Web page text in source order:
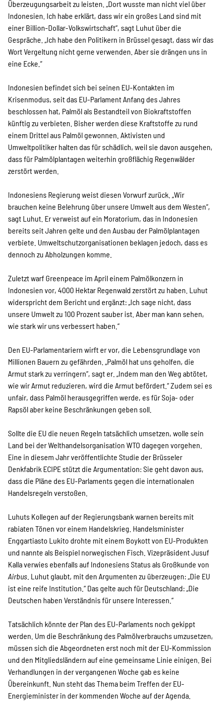
Überzeugungsarbeit zu leisten. „Dort wusste man nicht viel über
Indonesien. Ich habe erklärt, dass wir ein großes Land sind mit
einer Billion-Dollar-Volkswirtschaft“, sagt Luhut über die
Gespräche. „Ich habe den Politikern in Brüssel gesagt, dass wir das
Wort Vergeltung nicht gerne verwenden. Aber sie drängen uns in
eine Ecke.“
Indonesien befindet sich bei seinen EU-Kontakten im
Krisenmodus, seit das EU-Parlament Anfang des Jahres
beschlossen hat, Palmöl als Bestandteil von Biokraftstoffen
künftig zu verbieten. Bisher werden diese Kraftstoffe zu rund
einem Drittel aus Palmöl gewonnen. Aktivisten und
Umweltpolitiker halten das für schädlich, weil sie davon ausgehen,
dass für Palmölplantagen weiterhin großflächig Regenwälder
zerstört werden.
Indonesiens Regierung weist diesen Vorwurf zurück. „Wir
brauchen keine Belehrung über unsere Umwelt aus dem Westen“,
sagt Luhut. Er verweist auf ein Moratorium, das in Indonesien
bereits seit Jahren gelte und den Ausbau der Palmölplantagen
verbiete. Umweltschutzorganisationen beklagen jedoch, dass es
dennoch zu Abholzungen komme.
Zuletzt warf Greenpeace im April einem Palmölkonzern in
Indonesien vor, 4000 Hektar Regenwald zerstört zu haben. Luhut
widerspricht dem Bericht und ergänzt: „Ich sage nicht, dass
unsere Umwelt zu 100 Prozent sauber ist. Aber man kann sehen,
wie stark wir uns verbessert haben.“
Den EU-Parlamentariern wirft er vor, die Lebensgrundlage von
Millionen Bauern zu gefährden. „Palmöl hat uns geholfen, die
Armut stark zu verringern“, sagt er. „Indem man den Weg abtötet,
wie wir Armut reduzieren, wird die Armut befördert.“ Zudem sei es
unfair, dass Palmöl herausgegriffen werde, es für Soja- oder
Rapsöl aber keine Beschränkungen geben soll.
Sollte die EU die neuen Regeln tatsächlich umsetzen, wolle sein
Land bei der Welthandelsorganisation WTO dagegen vorgehen.
Eine in diesem Jahr veröffentlichte Studie der Brüsseler
Denkfabrik ECIPE stützt die Argumentation: Sie geht davon aus,
dass die Pläne des EU-Parlaments gegen die internationalen
Handelsregeln verstoßen.
Luhuts Kollegen auf der Regierungsbank warnen bereits mit
rabiaten Tönen vor einem Handelskrieg. Handelsminister
Enggartiasto Lukito drohte mit einem Boykott von EU-Produkten
und nannte als Beispiel norwegischen Fisch. Vizepräsident Jusuf
Kalla verwies ebenfalls auf Indonesiens Status als Großkunde von
Airbus . Luhut glaubt, mit den Argumenten zu überzeugen: „Die EU
ist eine reife Institution.“ Das gelte auch für Deutschland: „Die
Deutschen haben Verständnis für unsere Interessen.“
Tatsächlich könnte der Plan des EU-Parlaments noch gekippt
werden. Um die Beschränkung des Palmölverbrauchs umzusetzen,
müssen sich die Abgeordneten erst noch mit der EU-Kommission
und den Mitgliedsländern auf eine gemeinsame Linie einigen. Bei
Verhandlungen in der vergangenen Woche gab es keine
Übereinkunft. Nun steht das Thema beim Treffen der EU-
Energieminister in der kommenden Woche auf der Agenda.